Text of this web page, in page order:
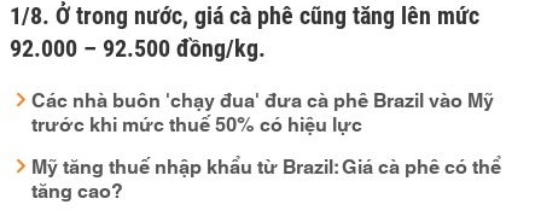
1/8. Ở trong nước, giá cà phê cũng tăng lên mức
92.000 – 92.500 đồng/kg.
Các nhà buôn 'chạy đua' đưa cà phê Brazil vào Mỹ
trước khi mức thuế 50% có hiệu lực
Mỹ tăng thuế nhập khẩu từ Brazil: Giá cà phê có thể
tăng cao?